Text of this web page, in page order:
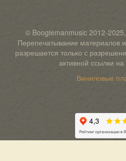
© Boogiemanmusic 2012-
Перепечатывание материалов
разрешается только с
активной ссылки на
Виниловые